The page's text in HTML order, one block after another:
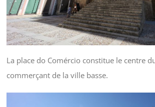
La place do Comércio constitue le centre
commerçant de la ville basse.